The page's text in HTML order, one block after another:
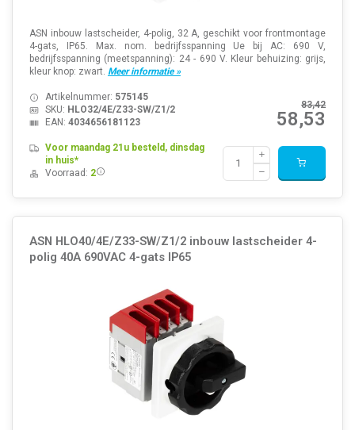
ASN inbouw lastscheider, 4-polig, 32 A, geschikt voor frontmontage
4-gats, IP65. Max. nom. bedrijfsspanning Ue bij AC: 690 V,
bedrijfsspanning (meetspanning): 24 - 690 V. Kleur behuizing: grijs,
kleur knop: zwart. Meer informatie »
83,42
58,53
Artikelnummer: 575145
SKU: HLO32/4E/Z33-SW/Z1/2
EAN: 4034656181123
Voor maandag 21u besteld, dinsdag
in huis*
Voorraad: 2
ASN HLO40/4E/Z33-SW/Z1/2 inbouw lastscheider 4-
polig 40A 690VAC 4-gats IP65